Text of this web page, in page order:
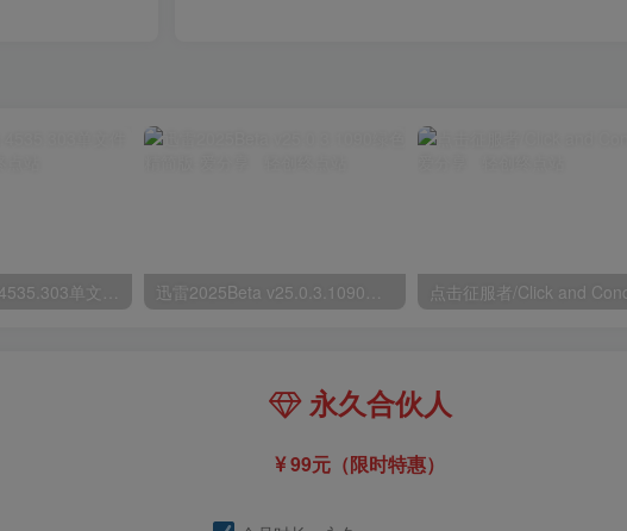
点击征服者/Click and
永久合伙人
99元（限时特惠）